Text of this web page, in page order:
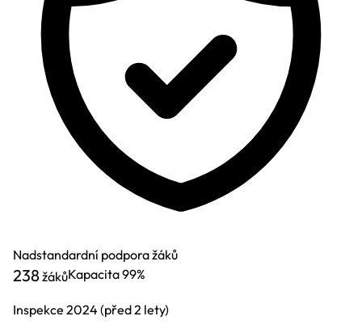
Nadstandardní podpora žáků
238žákůKapacita99%
Inspekce 2024 (před 2 lety)